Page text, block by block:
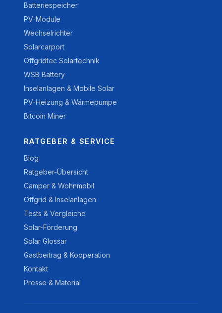
Batteriespeicher
PV-Module
Wechselrichter
Solarcarport
Offgridtec Solartechnik
WSB Battery
Inselanlagen & Mobile Solar
PV-Heizung & Wärmepumpe
Bitcoin Miner
RATGEBER & SERVICE
Blog
Ratgeber-Übersicht
Camper & Wohnmobil
Offgrid & Inselanlagen
Tests & Vergleiche
Solar-Förderung
Solar Glossar
Gastbeitrag & Kooperation
Kontakt
Presse & Material